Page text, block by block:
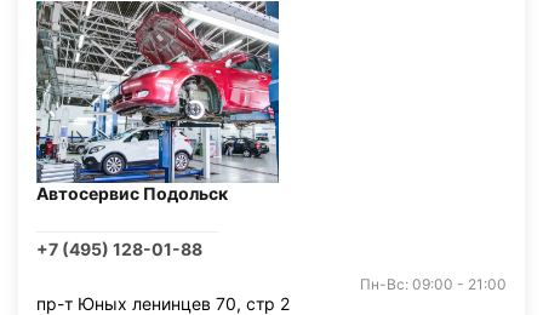
Автосервис Подольск
+7 (495) 128-01-88
Пн-Вс: 09:00 - 21:00
пр-т Юных ленинцев 70, стр 2